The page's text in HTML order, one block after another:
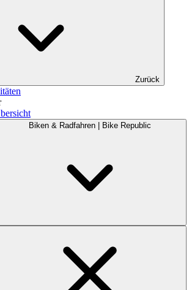
Zurück
Biken & Radfahren | Bike Republic